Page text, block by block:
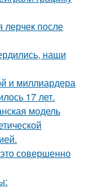
лерчек после
наши
и миллиардера
17 лет.
модель
совершенно